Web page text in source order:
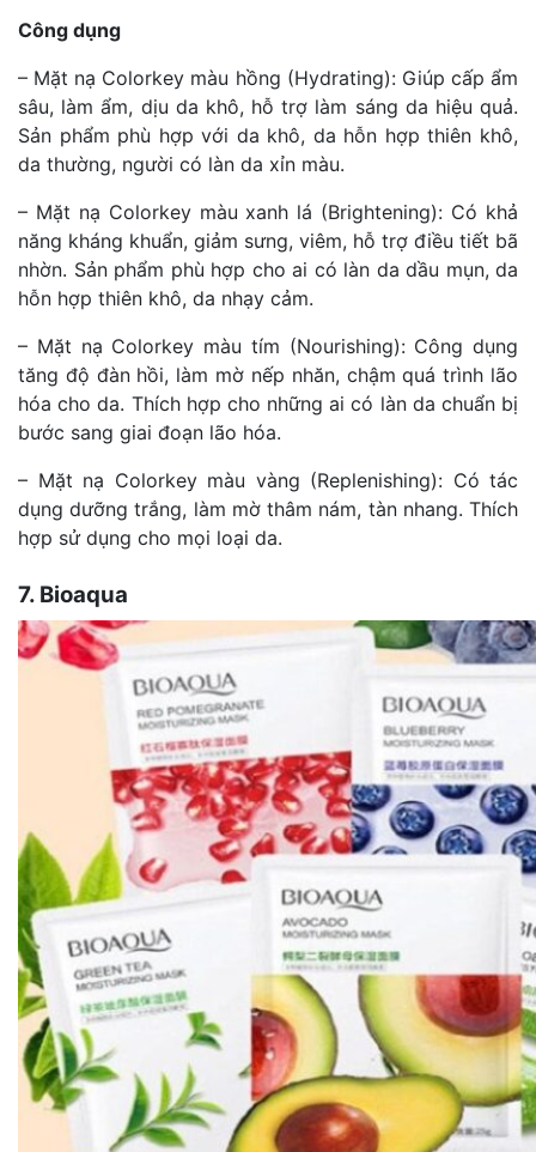
Công dụng
– Mặt nạ Colorkey màu hồng (Hydrating): Giúp cấp ẩm
sâu, làm ẩm, dịu da khô, hỗ trợ làm sáng da hiệu quả.
Sản phẩm phù hợp với da khô, da hỗn hợp thiên khô,
da thường, người có làn da xỉn màu.
– Mặt nạ Colorkey màu xanh lá (Brightening): Có khả
năng kháng khuẩn, giảm sưng, viêm, hỗ trợ điều tiết bã
nhờn. Sản phẩm phù hợp cho ai có làn da dầu mụn, da
hỗn hợp thiên khô, da nhạy cảm.
– Mặt nạ Colorkey màu tím (Nourishing): Công dụng
tăng độ đàn hồi, làm mờ nếp nhăn, chậm quá trình lão
hóa cho da. Thích hợp cho những ai có làn da chuẩn bị
bước sang giai đoạn lão hóa.
– Mặt nạ Colorkey màu vàng (Replenishing): Có tác
dụng dưỡng trắng, làm mờ thâm nám, tàn nhang. Thích
hợp sử dụng cho mọi loại da.
7. Bioaqua